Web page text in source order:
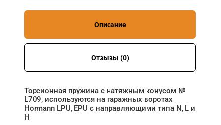
Описание
Отзывы (0)
Торсионная пружина с натяжным конусом №
L709, используются на гаражных воротах
Hormann LPU, EPU с направляющими типа N, L и
H